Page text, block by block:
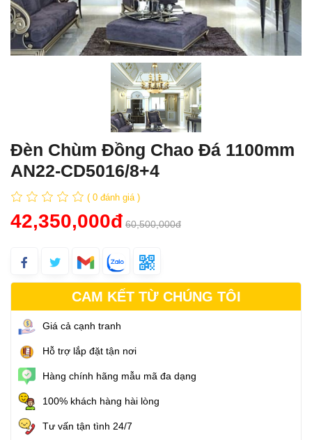
Đèn Chùm Đồng Chao Đá 1100mm
AN22-CD5016/8+4
( 0 đánh giá )
42,350,000đ 60,500,000đ
CAM KẾT TỪ CHÚNG TÔI
Giá cả cạnh tranh
Hỗ trợ lắp đặt tận nơi
Hàng chính hãng mẫu mã đa dạng
100% khách hàng hài lòng
Tư vấn tận tình 24/7